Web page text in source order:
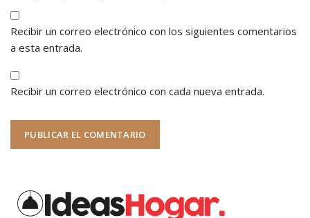
Recibir un correo electrónico con los siguientes comentarios
a esta entrada.
Recibir un correo electrónico con cada nueva entrada.